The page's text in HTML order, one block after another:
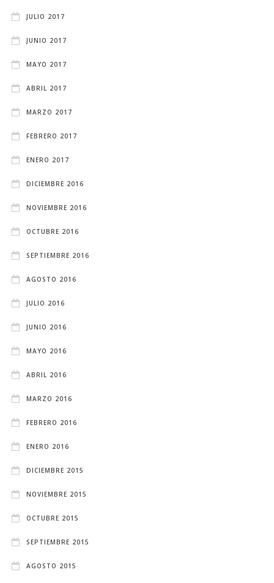
JULIO 2017
JUNIO 2017
MAYO 2017
ABRIL 2017
MARZO 2017
FEBRERO 2017
ENERO 2017
DICIEMBRE 2016
NOVIEMBRE 2016
OCTUBRE 2016
SEPTIEMBRE 2016
AGOSTO 2016
JULIO 2016
JUNIO 2016
MAYO 2016
ABRIL 2016
MARZO 2016
FEBRERO 2016
ENERO 2016
DICIEMBRE 2015
NOVIEMBRE 2015
OCTUBRE 2015
SEPTIEMBRE 2015
AGOSTO 2015